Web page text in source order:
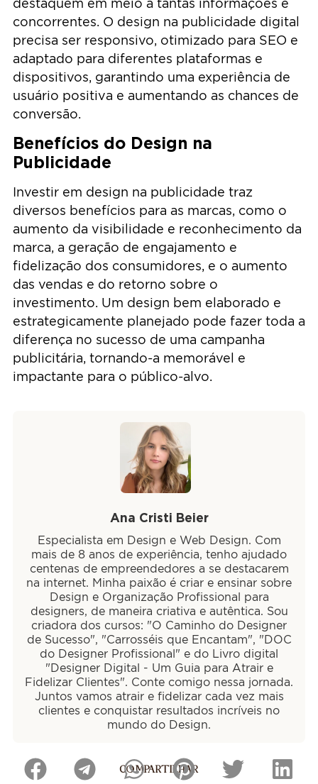
destaquem em meio a tantas informações e
concorrentes. O design na publicidade digital
precisa ser responsivo, otimizado para SEO e
adaptado para diferentes plataformas e
dispositivos, garantindo uma experiência de
usuário positiva e aumentando as chances de
conversão.
Benefícios do Design na
Publicidade
Investir em design na publicidade traz
diversos benefícios para as marcas, como o
aumento da visibilidade e reconhecimento da
marca, a geração de engajamento e
fidelização dos consumidores, e o aumento
das vendas e do retorno sobre o
investimento. Um design bem elaborado e
estrategicamente planejado pode fazer toda a
diferença no sucesso de uma campanha
publicitária, tornando-a memorável e
impactante para o público-alvo.
Ana Cristi Beier
Especialista em Design e Web Design. Com
mais de 8 anos de experiência, tenho ajudado
centenas de empreendedores a se destacarem
na internet. Minha paixão é criar e ensinar sobre
Design e Organização Profissional para
designers, de maneira criativa e autêntica. Sou
criadora dos cursos: "O Caminho do Designer
de Sucesso", "Carrosséis que Encantam", "DOC
do Designer Profissional" e do Livro digital
"Designer Digital - Um Guia para Atrair e
Fidelizar Clientes". Conte comigo nessa jornada.
Juntos vamos atrair e fidelizar cada vez mais
clientes e conquistar resultados incríveis no
mundo do Design.
COMPARTILHAR